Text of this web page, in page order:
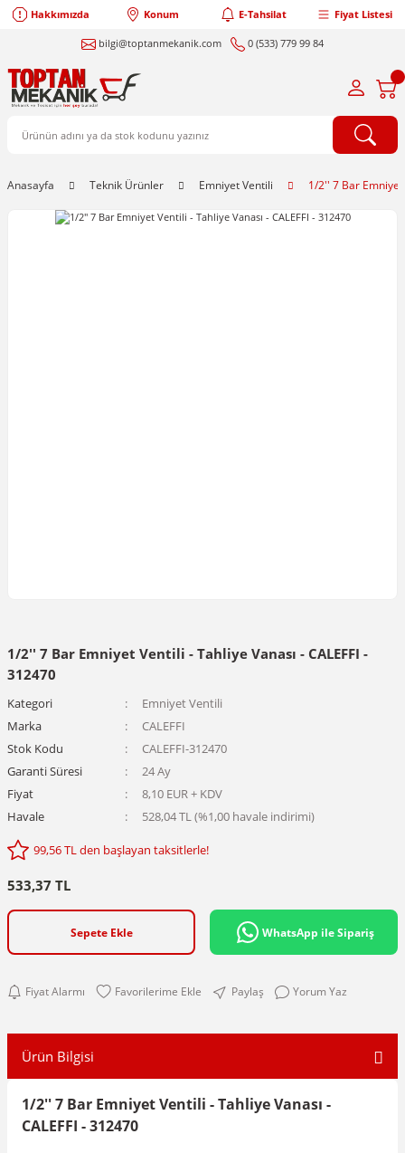
Hakkımızda Konum E-Tahsilat Fiyat Listesi
bilgi@toptanmekanik.com 0 (533) 779 99 84
Anasayfa Teknik Ürünler Emniyet Ventili 1/2'' 7 Bar Emniyet
1/2'' 7 Bar Emniyet Ventili - Tahliye Vanası - CALEFFI -
312470
Kategori
Emniyet Ventili
Marka
CALEFFI
Stok Kodu
CALEFFI-312470
Garanti Süresi
24 Ay
Fiyat
8,10 EUR + KDV
Havale
528,04 TL (%1,00 havale indirimi)
99,56 TL den başlayan taksitlerle!
533,37 TL
Sepete Ekle WhatsApp ile Sipariş
Fiyat Alarmı Paylaş Yorum Yaz
Ürün Bilgisi
1/2'' 7 Bar Emniyet Ventili - Tahliye Vanası -
CALEFFI - 312470